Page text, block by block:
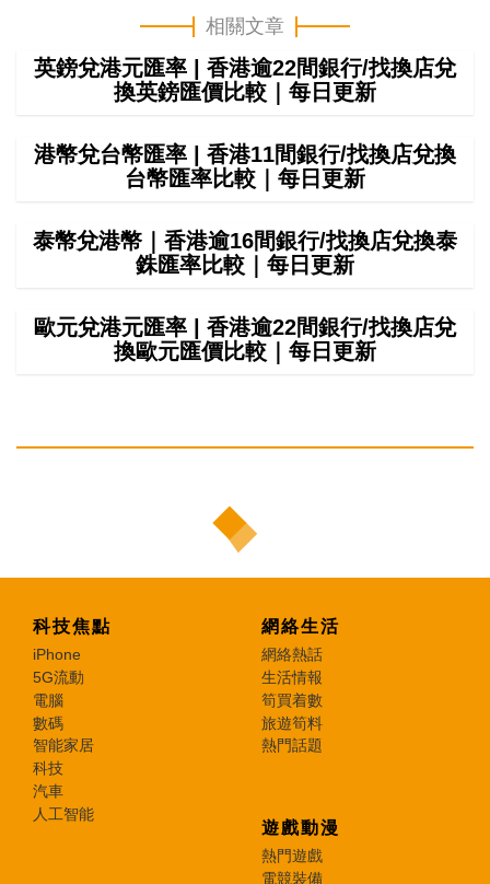
相關文章
英鎊兌港元匯率 | 香港逾22間銀行/找換店兌
換英鎊匯價比較｜每日更新
港幣兌台幣匯率 | 香港11間銀行/找換店兌換
台幣匯率比較｜每日更新
泰幣兌港幣｜香港逾16間銀行/找換店兌換泰
銖匯率比較｜每日更新
歐元兌港元匯率 | 香港逾22間銀行/找換店兌
換歐元匯價比較｜每日更新
科技焦點
iPhone
5G流動
電腦
數碼
智能家居
科技
汽車
人工智能
網絡生活
網絡熱話
生活情報
筍買着數
旅遊筍料
熱門話題
遊戲動漫
熱門遊戲
電競裝備